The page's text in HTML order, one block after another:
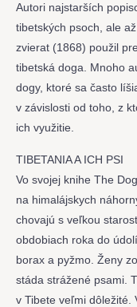
Autori najstarších
tibetských psoch, ale
zvierat (1868) použil
tibetská doga. Mnoho
dogy, ktoré sa často
v závislosti od toho, z
ich využitie.
TIBETANIA A ICH PSI
Vo svojej knihe The
na himalájskych
chovajú s veľkou
obdobiach roka do
borax a pyžmo. Ženy
stáda strážené psami.
v Tibete veľmi dôležité.